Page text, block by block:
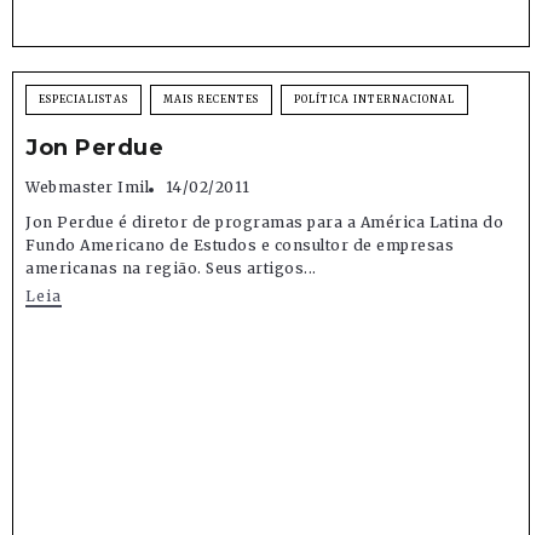
ESPECIALISTAS MAIS RECENTES POLÍTICA INTERNACIONAL
Jon Perdue
Webmaster Imil
14/02/2011
Jon Perdue é diretor de programas para a América Latina do
Fundo Americano de Estudos e consultor de empresas
americanas na região. Seus artigos...
Leia